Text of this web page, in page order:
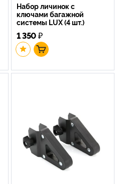
Набор личинок с
ключами багажной
системы LUX (4 шт.)
1 350₽